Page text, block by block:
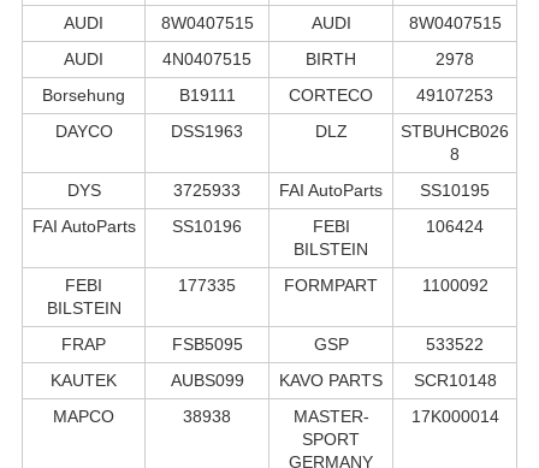
AUDI 8W0407515 AUDI
8W0407515
AUDI
4N0407515 BIRTH
2978
Borsehung
B19111 CORTECO
49107253
DAYCO
DSS1963 DLZ
STBUHCB026
8
DYS
3725933 FAI AutoParts
SS10195
FAI AutoParts
SS10196
FEBI
BILSTEIN
106424
FEBI
BILSTEIN
177335 FORMPART 1100092
FRAP FSB5095 GSP
533522
KAUTEK
AUBS099 KAVO PARTS
SCR10148
MAPCO
38938
MASTER-
SPORT
GERMANY
17K000014